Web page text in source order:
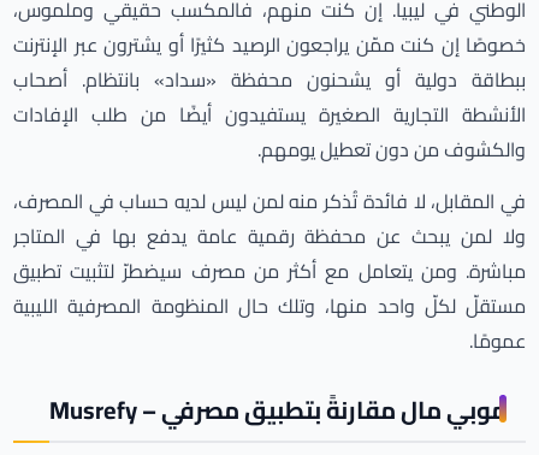
الوطني في ليبيا. إن كنت منهم، فالمكسب حقيقي وملموس،
خصوصًا إن كنت ممّن يراجعون الرصيد كثيرًا أو يشترون عبر الإنترنت
ببطاقة دولية أو يشحنون محفظة «سداد» بانتظام. أصحاب
الأنشطة التجارية الصغيرة يستفيدون أيضًا من طلب الإفادات
والكشوف من دون تعطيل يومهم.
في المقابل، لا فائدة تُذكر منه لمن ليس لديه حساب في المصرف،
ولا لمن يبحث عن محفظة رقمية عامة يدفع بها في المتاجر
مباشرة. ومن يتعامل مع أكثر من مصرف سيضطرّ لتثبيت تطبيق
مستقلّ لكلّ واحد منها، وتلك حال المنظومة المصرفية الليبية
عمومًا.
موبي مال مقارنةً بتطبيق مصرفي – Musrefy